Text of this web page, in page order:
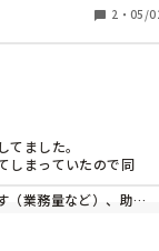
っていて、このまま
ことも分かっていま
加減が分からず、
です。
2 ・ 05/
ました。
しまっていたので同
（業務量など）、助け
なりますがマシにな